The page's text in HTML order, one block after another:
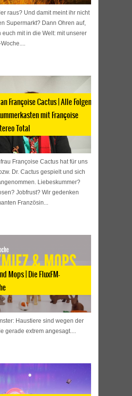
raus? Und damit meint ihr nicht
Supermarkt? Dann Ohren auf,
mit in die Welt: mit unserer
Françoise Cactus | Alle Folgen
mit Françoise
Total
Françoise Cactus hat für uns
Dr. Cactus gespielt und sich
Liebeskummer?
Jobfrust? Wir gedenken
Französin...
Mops | Die FluxFM-
Haustiere sind wegen der
gerade extrem angesagt....